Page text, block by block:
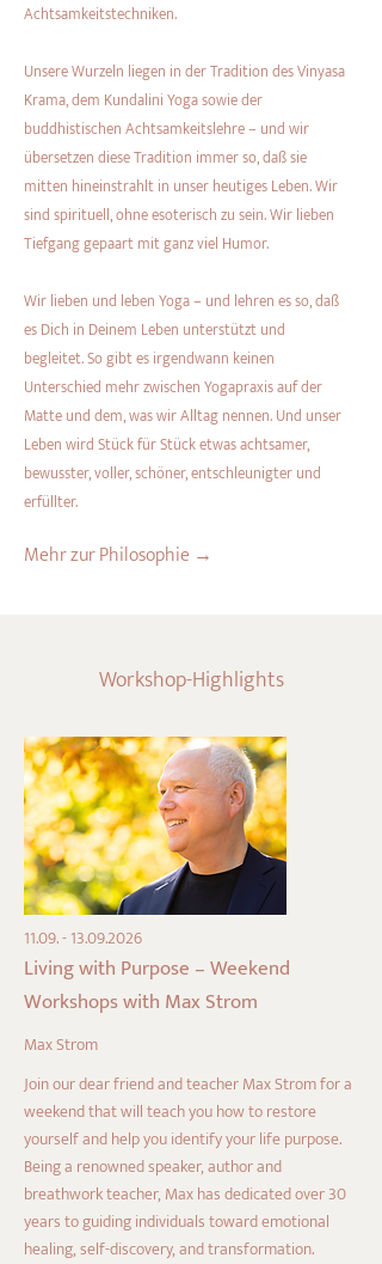
Achtsamkeitstechniken.
Unsere Wurzeln liegen in der Tradition des Vinyasa
Krama, dem Kundalini Yoga sowie der
buddhistischen Achtsamkeitslehre – und wir
übersetzen diese Tradition immer so, daß sie
mitten hineinstrahlt in unser heutiges Leben. Wir
sind spirituell, ohne esoterisch zu sein. Wir lieben
Tiefgang gepaart mit ganz viel Humor.
Wir lieben und leben Yoga – und lehren es so, daß
es Dich in Deinem Leben unterstützt und
begleitet. So gibt es irgendwann keinen
Unterschied mehr zwischen Yogapraxis auf der
Matte und dem, was wir Alltag nennen. Und unser
Leben wird Stück für Stück etwas achtsamer,
bewusster, voller, schöner, entschleunigter und
erfüllter.
Mehr zur Philosophie →
Workshop-Highlights
11.09. - 13.09.2026
Living with Purpose – Weekend
Workshops with Max Strom
Max Strom
Join our dear friend and teacher Max Strom for a
weekend that will teach you how to restore
yourself and help you identify your life purpose.
Being a renowned speaker, author and
breathwork teacher, Max has dedicated over 30
years to guiding individuals toward emotional
healing, self-discovery, and transformation.